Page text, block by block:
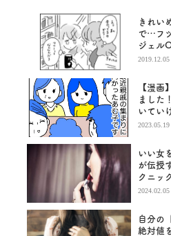
きれい
で…フ
ジェル
2019.12.05
【漫画
ました
いてい
日常
2023.05.19
いい女
が伝授
クニッ
2024.02.05
自分の
絶対値